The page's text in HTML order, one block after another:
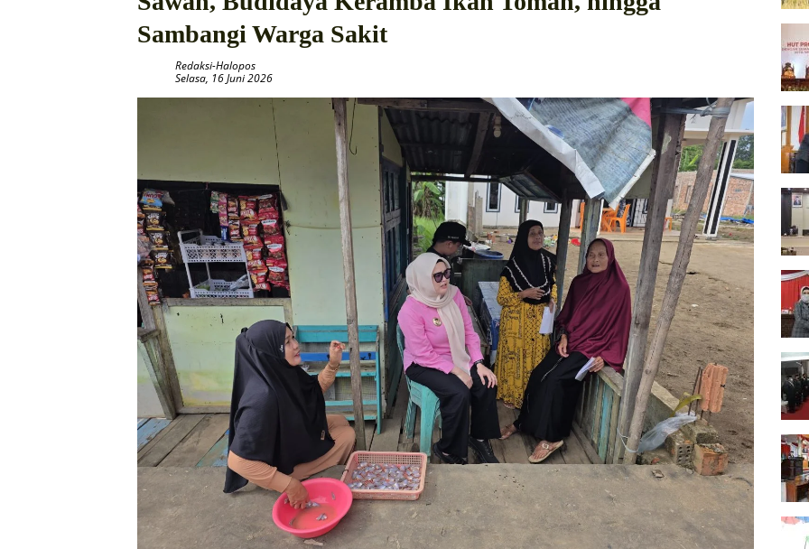
Sambangi Warga Sakit
Redaksi-Halopos
Selasa, 16 Juni 2026